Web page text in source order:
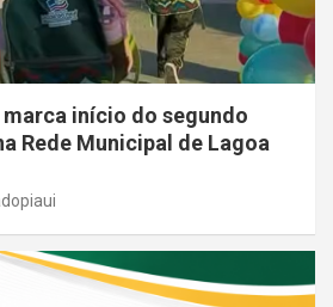
início do segundo
Rede Municipal de Lagoa